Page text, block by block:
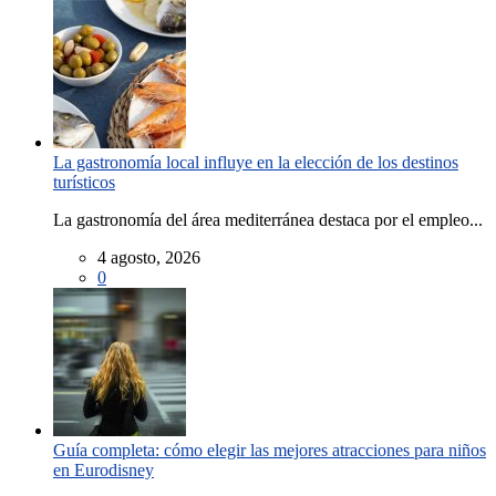
La gastronomía local influye en la elección de los destinos
turísticos
La gastronomía del área mediterránea destaca por el empleo...
4 agosto, 2026
0
Guía completa: cómo elegir las mejores atracciones para niños
en Eurodisney